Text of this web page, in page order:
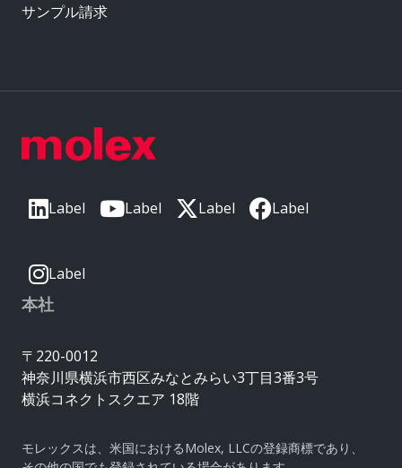
Label Label Label Label
Label
本社
〒220-0012
神奈川県横浜市西区みなとみらい3丁目3番3号
横浜コネクトスクエア 18階
モレックスは、米国におけるMolex, LLCの登録商標であり、
サンプル請求